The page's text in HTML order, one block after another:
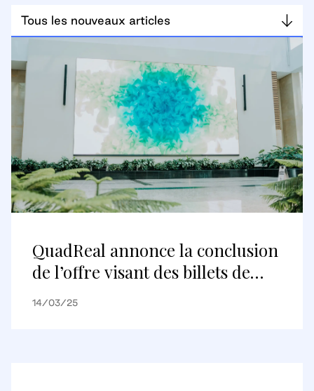
Tous les nouveaux articles
QuadReal annonce la conclusion
de l’offre visant des billets de
premier rang d’obligations
14/03/25